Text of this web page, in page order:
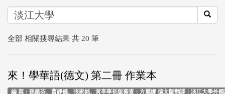
全部 相關搜尋結果 共 20 筆
來！學華語(德文) 第二冊 作業本
編 寫：孫懿芬、曹靜儀、張家銘、黃亭寧初版審查：方麗娜 德文版翻譯：淡江大學外